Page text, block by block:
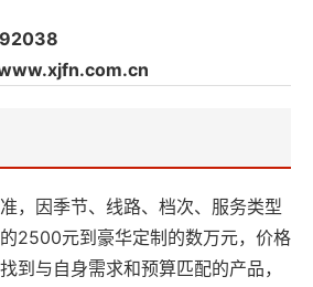
，因季节、线路、档次、服务类型
2500元到豪华定制的数万元，价格
到与自身需求和预算匹配的产品，